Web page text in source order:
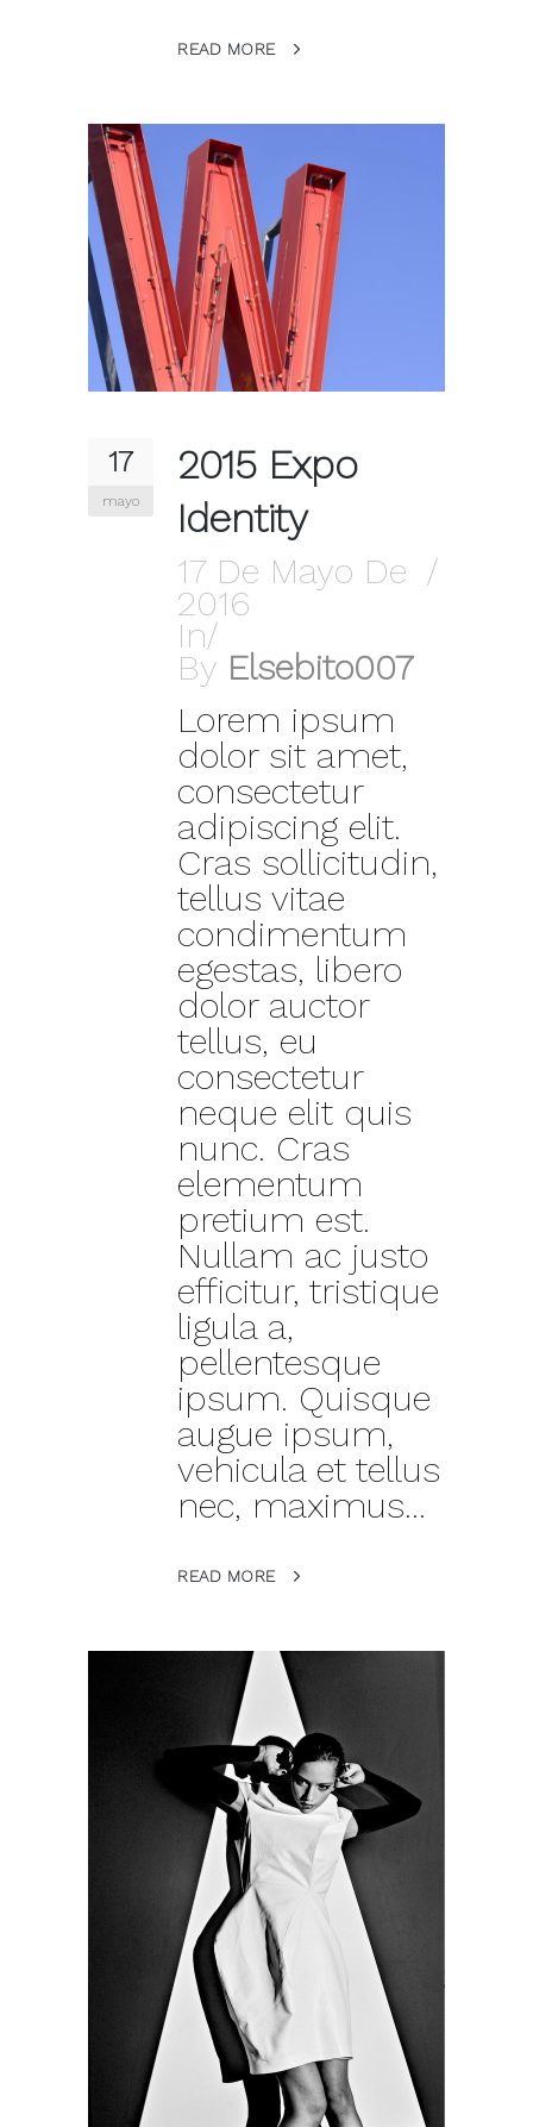
READ MORE
17
mayo
2015 Expo
Identity
17 De Mayo De
2016
In
By Elsebito007
Lorem ipsum
dolor sit amet,
consectetur
adipiscing elit.
Cras sollicitudin,
tellus vitae
condimentum
egestas, libero
dolor auctor
tellus, eu
consectetur
neque elit quis
nunc. Cras
elementum
pretium est.
Nullam ac justo
efficitur, tristique
ligula a,
pellentesque
ipsum. Quisque
augue ipsum,
vehicula et tellus
nec, maximus...
READ MORE